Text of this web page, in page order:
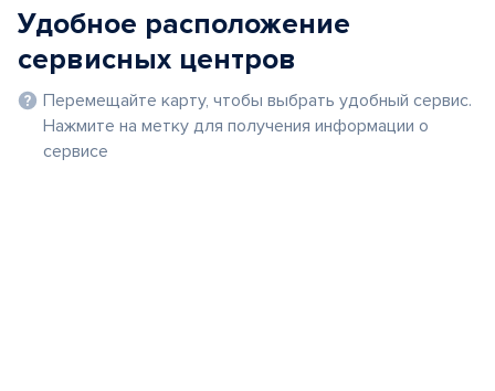
Удобное расположение
сервисных центров
Перемещайте карту, чтобы выбрать удобный сервис.
Нажмите на метку для получения информации о
сервисе